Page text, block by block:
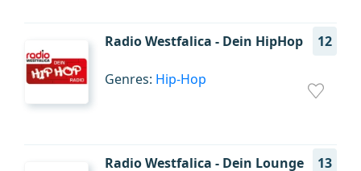
Radio Westfalica - Dein HipHop 12
Genres: Hip-Hop
Radio Westfalica - Dein Lounge 13